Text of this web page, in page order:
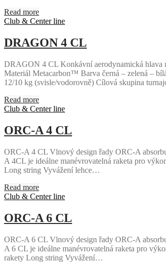
Read more
Club & Center line
DRAGON 4 CL
DRAGON 4 CL Konkávní aerodynamická hlava
Materiál Metacarbon™ Barva černá – zelená –
12/10 kg (svisle/vodorovně) Cílová skupina
Read more
Club & Center line
ORC-A 4 CL
ORC-A 4 CL Vlnový design řady ORC-A
A 4CL je ideálne manévrovatelná raketa pro
Long string Vyvážení lehce…
Read more
Club & Center line
ORC-A 6 CL
ORC-A 6 CL Vlnový design řady ORC-A
A 6 CL je ideálne manévrovatelná raketa pro
rakety Long string Vyvážení…